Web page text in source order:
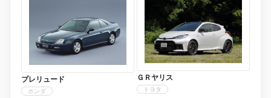
プレリュード
ホンダ
ＧＲヤリス
トヨタ